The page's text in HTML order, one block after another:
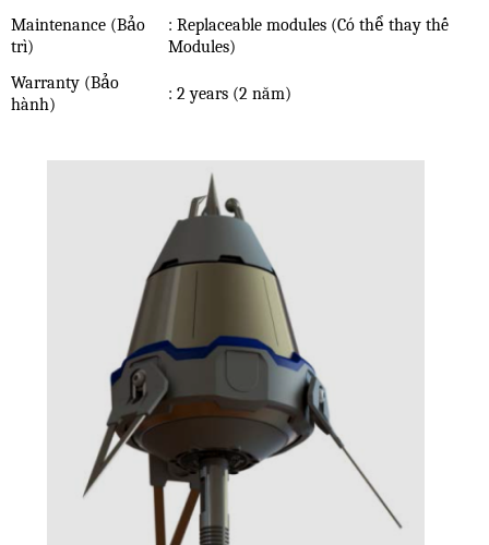
Maintenance (Bảo
trì)
: Replaceable modules (Có thể thay thế
Modules)
Warranty (Bảo
hành)
: 2 years (2 năm)